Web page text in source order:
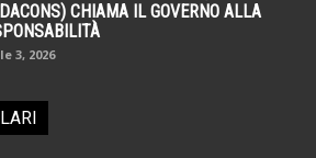
CHIAMA IL GOVERNO ALLA
3, 2026